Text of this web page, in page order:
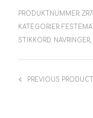
PRODUKTNUMMER:
KATEGORIER:
STIKKORD: NAVRINGER,
PREVIOUS PRODUCT